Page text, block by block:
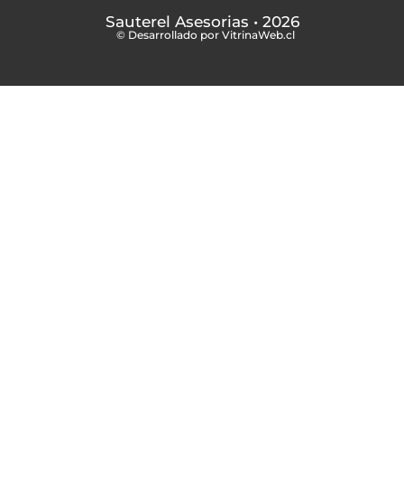
Sauterel Asesorias • 2026
© Desarrollado por VitrinaWeb.cl